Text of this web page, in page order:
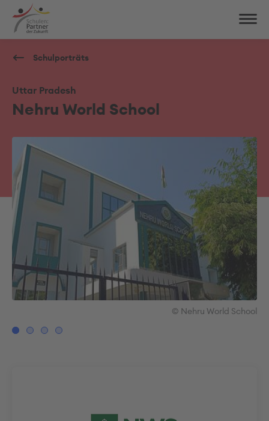
Schulporträts
Uttar Pradesh
Nehru World School
© Nehru World School